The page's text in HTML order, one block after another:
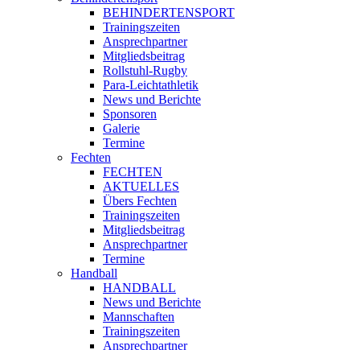
BEHINDERTENSPORT
Trainingszeiten
Ansprechpartner
Mitgliedsbeitrag
Rollstuhl-Rugby
Para-Leichtathletik
News und Berichte
Sponsoren
Galerie
Termine
Fechten
FECHTEN
AKTUELLES
Übers Fechten
Trainingszeiten
Mitgliedsbeitrag
Ansprechpartner
Termine
Handball
HANDBALL
News und Berichte
Mannschaften
Trainingszeiten
Ansprechpartner